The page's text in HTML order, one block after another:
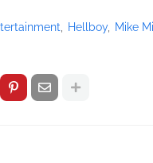
Hellboy Mike